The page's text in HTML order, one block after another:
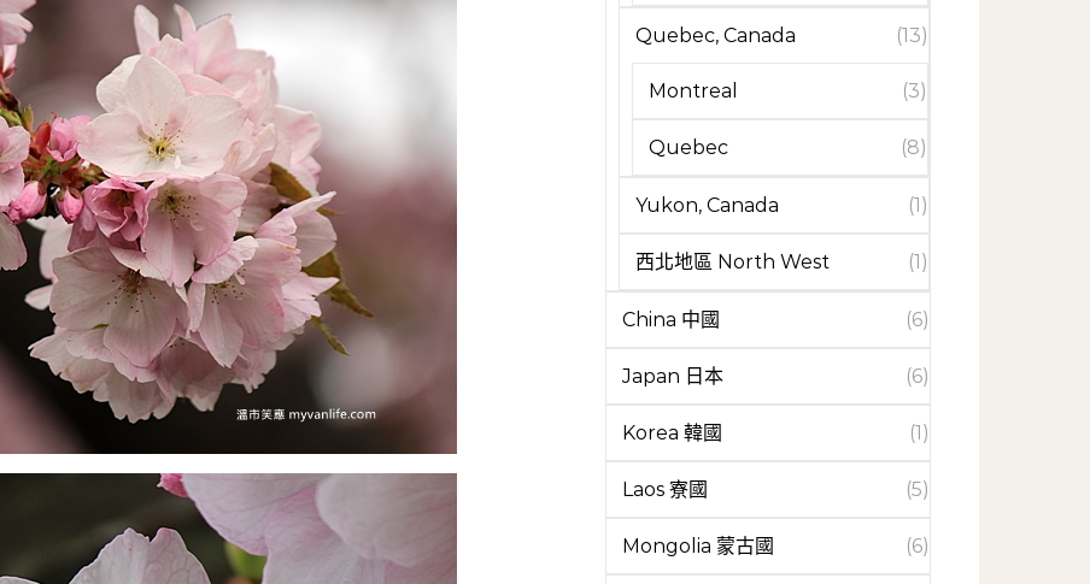
Quebec, Canada (13)
Montreal (3)
Quebec (8)
Yukon, Canada (1)
西北地區 North West (1)
China 中國 (6)
Japan 日本 (6)
Korea 韓國 (1)
Laos 寮國 (5)
Mongolia 蒙古國 (6)